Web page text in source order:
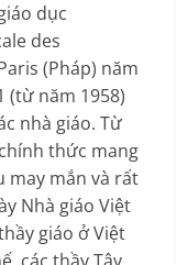
dục
des
(Pháp) năm
(từ năm 1958)
nhà giáo. Từ
thức mang
may mắn và rất
Nhà giáo Việt
giáo ở Việt